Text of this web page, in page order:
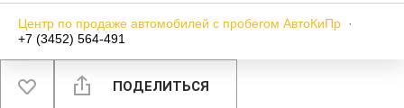
Центр по продаже автомобилей с пробегом АвтоКиПр ·
+7 (3452) 564-491
ПОДЕЛИТЬСЯ